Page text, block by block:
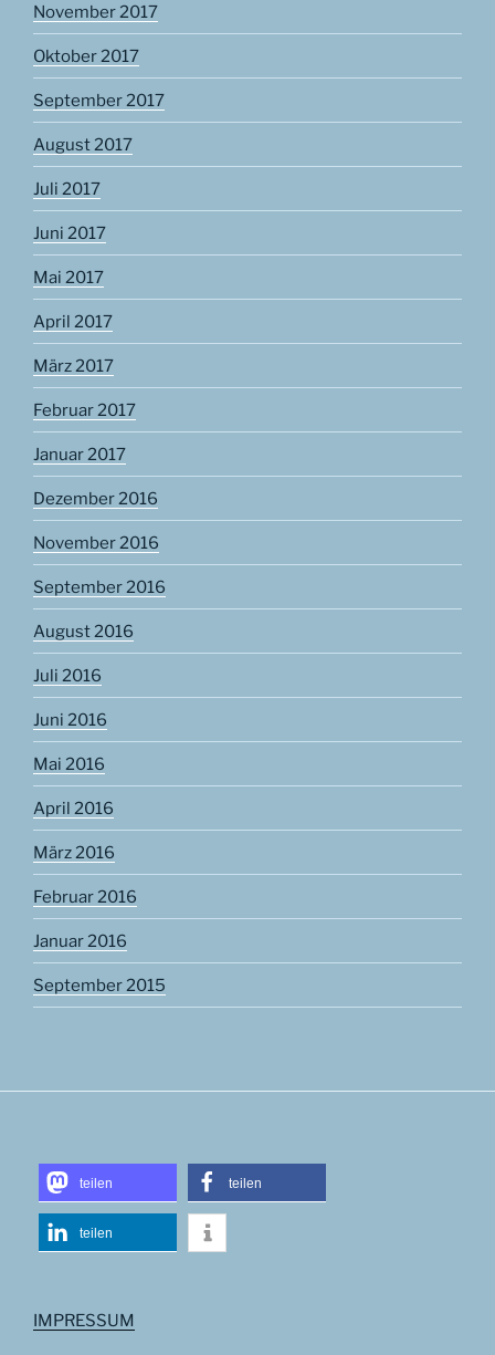
November 2017
Oktober 2017
September 2017
August 2017
Juli 2017
Juni 2017
Mai 2017
April 2017
März 2017
Februar 2017
Januar 2017
Dezember 2016
November 2016
September 2016
August 2016
Juli 2016
Juni 2016
Mai 2016
April 2016
März 2016
Februar 2016
Januar 2016
September 2015
teilen teilen
teilen
IMPRESSUM